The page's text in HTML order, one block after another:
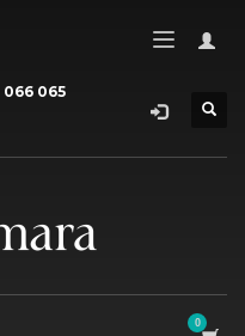
066 065